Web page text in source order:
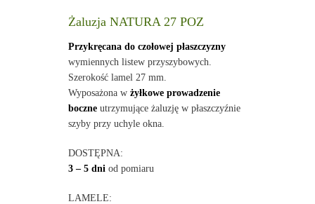
Żaluzja NATURA 27 POZ
Przykręcana do czołowej płaszczyzny
wymiennych listew przyszybowych.
Szerokość lamel 27 mm.
Wyposażona w żyłkowe prowadzenie
boczneutrzymujące żaluzję w płaszczyźnie
szyby przy uchyle okna.
DOSTĘPNA:
3 – 5 dni od pomiaru
LAMELE: